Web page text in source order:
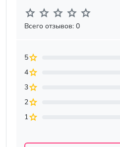
Всего отзывов: 0
5
4
3
2
1